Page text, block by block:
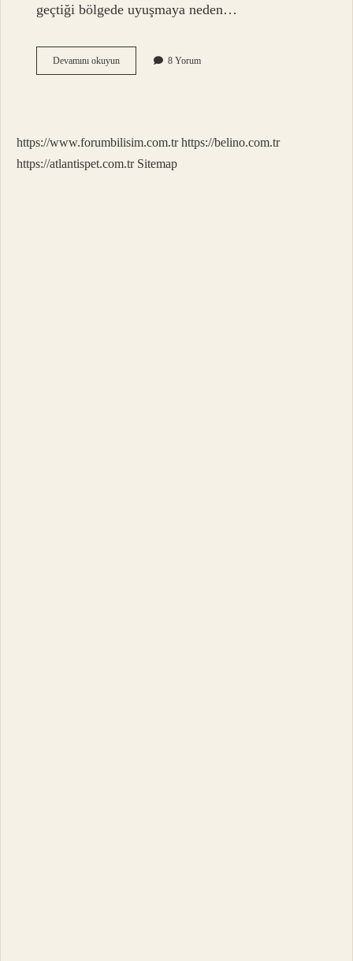
geçtiği bölgede uyuşmaya neden…
Devamını okuyunÖlmüş
Sinir
8 Yorum
https://www.forumbilisim.com.tr https://belino.com.tr
https://atlantispet.com.tr Sitemap